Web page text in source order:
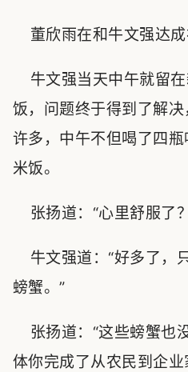
董欣雨在和牛文强达成
牛文强当天中午就留
饭，问题终于得到了解
许多，中午不但喝了四
米饭。
张扬道：“心里舒服了
牛文强道：“好多了，
螃蟹。”
张扬道：“这些螃蟹也
体你完成了从农民到企业